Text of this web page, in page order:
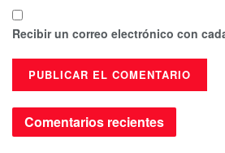
Recibir un correo electrónico con
Comentarios recientes